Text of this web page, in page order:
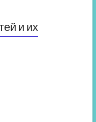
и их